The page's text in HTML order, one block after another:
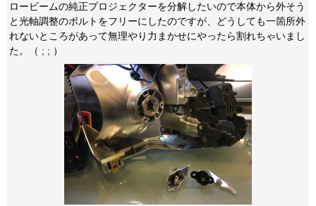
ロービームの純正プロジェクターを分解したいので本体から外そう
と光軸調整のボルトをフリーにしたのですが、どうしても一箇所外
れないところがあって無理やり力まかせにやったら割れちゃいまし
た。（ ; ; ）